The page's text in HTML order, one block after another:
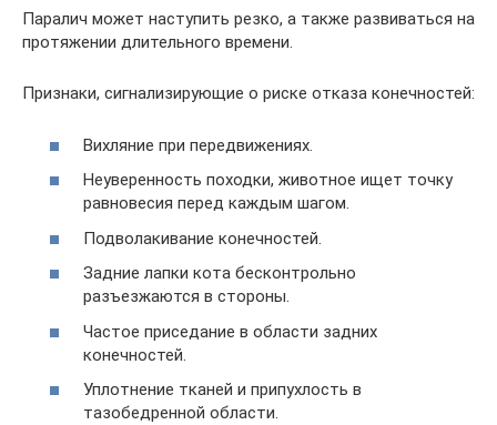
Паралич может наступить резко, а также развиваться на
протяжении длительного времени.
Признаки, сигнализирующие о риске отказа конечностей:
Вихляние при передвижениях.
Неуверенность походки, животное ищет точку
равновесия перед каждым шагом.
Подволакивание конечностей.
Задние лапки кота бесконтрольно
разъезжаются в стороны.
Частое приседание в области задних
конечностей.
Уплотнение тканей и припухлость в
тазобедренной области.